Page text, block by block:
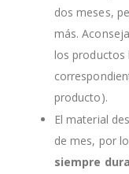
dos meses,
más.
los productos
producto).
El material
de mes, por
siempre